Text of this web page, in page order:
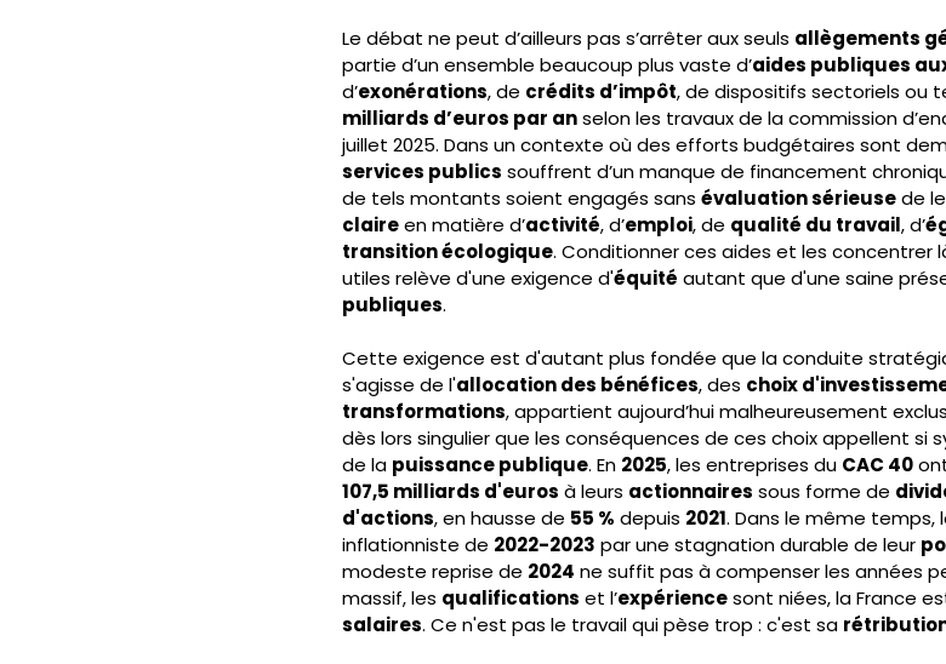
Le débat ne peut d’ailleurs pas s’arrêter aux seuls allègements
partie d’un ensemble beaucoup plus vaste d’aides publiques
d’exonérations, de crédits d’impôt, de dispositifs sectoriels ou
milliards d’euros par an selon les travaux de la commission
juillet 2025. Dans un contexte où des efforts budgétaires sont
services publics souffrent d’un manque de financement
de tels montants soient engagés sans évaluation sérieuse de
claire en matière d’activité, d’emploi, de qualité du travail, d’
transition écologique. Conditionner ces aides et les concentrer
utiles relève d'une exigence d'équité autant que d'une saine
publiques.
Cette exigence est d'autant plus fondée que la conduite
s'agisse de l'allocation des bénéfices, des choix
transformations, appartient aujourd’hui malheureusement
dès lors singulier que les conséquences de ces choix appellent
de la puissance publique. En 2025, les entreprises du CAC 40
107,5 milliards d'euros à leurs actionnaires sous forme de
d'actions, en hausse de 55 % depuis 2021. Dans le même temps,
inflationniste de 2022-2023 par une stagnation durable de leur
modeste reprise de 2024 ne suffit pas à compenser les années
massif, les qualifications et l’expérience sont niées, la France
salaires. Ce n'est pas le travail qui pèse trop : c'est sa